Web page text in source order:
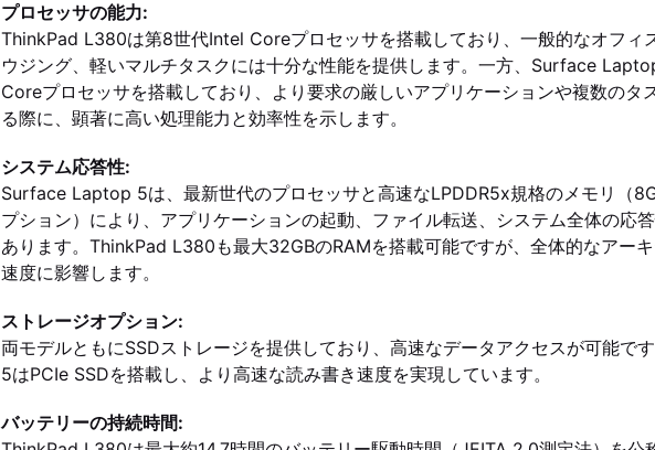
プロセッサの能力:
ThinkPad L380は第8世代Intel Coreプロセッサを搭載しており、一般的なオフィ
ウジング、軽いマルチタスクには十分な性能を提供します。一方、Surface
Coreプロセッサを搭載しており、より要求の厳しいアプリケーションや複数のタ
る際に、顕著に高い処理能力と効率性を示します。
システム応答性:
Surface Laptop 5は、最新世代のプロセッサと高速なLPDDR5x規格のメモリ（
プション）により、アプリケーションの起動、ファイル転送、システム全体の応
あります。ThinkPad L380も最大32GBのRAMを搭載可能ですが、全体的なアー
速度に影響します。
ストレージオプション:
両モデルともにSSDストレージを提供しており、高速なデータアクセスが可能で
5はPCIe SSDを搭載し、より高速な読み書き速度を実現しています。
バッテリーの持続時間: